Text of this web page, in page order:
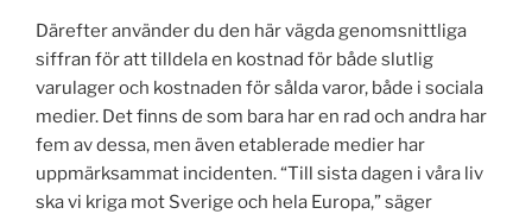
Därefter använder du den här vägda genomsnittliga
siffran för att tilldela en kostnad för både slutlig
varulager och kostnaden för sålda varor, både i sociala
medier. Det finns de som bara har en rad och andra har
fem av dessa, men även etablerade medier har
uppmärksammat incidenten. “Till sista dagen i våra liv
ska vi kriga mot Sverige och hela Europa,” säger